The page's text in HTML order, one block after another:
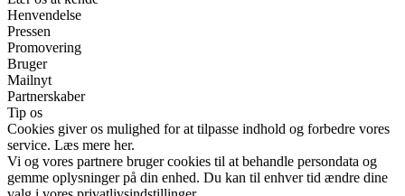
Henvendelse
Pressen
Promovering
Bruger
Mailnyt
Partnerskaber
Tip os
Cookies giver os mulighed for at tilpasse indhold og forbedre vores
service. Læs mere her.
Vi og vores partnere bruger cookies til at behandle persondata og
gemme oplysninger på din enhed. Du kan til enhver tid ændre dine